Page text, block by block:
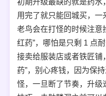
用完了就只能回城买，一
老鸟会在打怪的时候注意
红药”，哪怕是只剩 1 点
接卖给服装店或者铁匠铺
药”，别心疼钱，因为保
怪，一旦断了节奏，升级